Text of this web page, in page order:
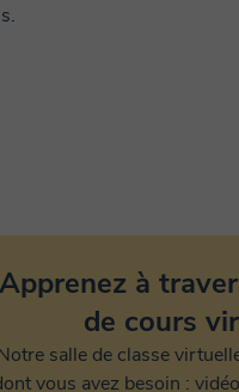
Apprenez à
de cours
salle de classe
vous avez besoin :